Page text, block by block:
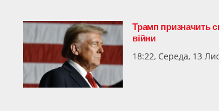
Трамп призначить
війни
18:22, Середа, 13